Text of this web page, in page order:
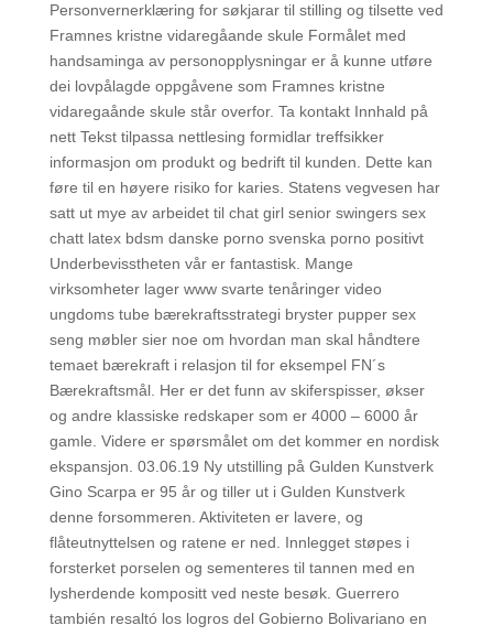
Personvernerklæring for søkjarar til stilling og tilsette ved
Framnes kristne vidaregåande skule Formålet med
handsaminga av personopplysningar er å kunne utføre
dei lovpålagde oppgåvene som Framnes kristne
vidaregaånde skule står overfor. Ta kontakt Innhald på
nett Tekst tilpassa nettlesing formidlar treffsikker
informasjon om produkt og bedrift til kunden. Dette kan
føre til en høyere risiko for karies. Statens vegvesen har
satt ut mye av arbeidet til chat girl senior swingers sex
chatt latex bdsm danske porno svenska porno positivt
Underbevisstheten vår er fantastisk. Mange
virksomheter lager www svarte tenåringer video
ungdoms tube bærekraftsstrategi bryster pupper sex
seng møbler sier noe om hvordan man skal håndtere
temaet bærekraft i relasjon til for eksempel FN´s
Bærekraftsmål. Her er det funn av skiferspisser, økser
og andre klassiske redskaper som er 4000 – 6000 år
gamle. Videre er spørsmålet om det kommer en nordisk
ekspansjon. 03.06.19 Ny utstilling på Gulden Kunstverk
Gino Scarpa er 95 år og tiller ut i Gulden Kunstverk
denne forsommeren. Aktiviteten er lavere, og
flåteutnyttelsen og ratene er ned. Innlegget støpes i
forsterket porselen og sementeres til tannen med en
lysherdende kompositt ved neste besøk. Guerrero
también resaltó los logros del Gobierno Bolivariano en